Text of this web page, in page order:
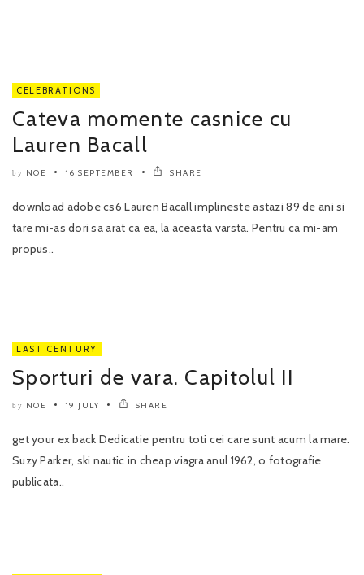
CELEBRATIONS
Cateva momente casnice cu
Lauren Bacall
by NOE 16 SEPTEMBER SHARE
download adobe cs6 Lauren Bacall implineste astazi 89 de ani si
tare mi-as dori sa arat ca ea, la aceasta varsta. Pentru ca mi-am
propus..
LAST CENTURY
Sporturi de vara. Capitolul II
by NOE 19 JULY SHARE
get your ex back Dedicatie pentru toti cei care sunt acum la mare.
Suzy Parker, ski nautic in cheap viagra anul 1962, o fotografie
publicata..